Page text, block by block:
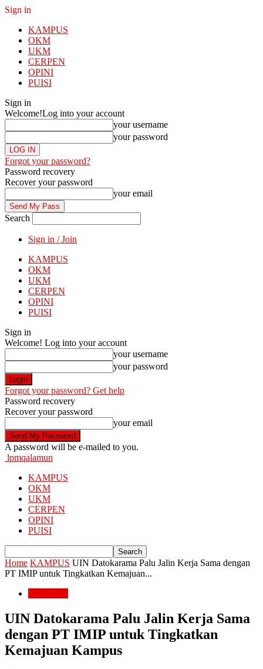
Sign in
KAMPUS
OKM
UKM
CERPEN
OPINI
PUISI
Sign in
Welcome!Log into your account
your username
your password
Forgot your password?
Password recovery
Recover your password
your email
Search
Sign in / Join
KAMPUS
OKM
UKM
CERPEN
OPINI
PUISI
Sign in
Welcome! Log into your account
your username
your password
Forgot your password? Get help
Password recovery
Recover your password
your email
A password will be e-mailed to you.
lpmqalamun
KAMPUS
OKM
UKM
CERPEN
OPINI
PUISI
Home KAMPUS UIN Datokarama Palu Jalin Kerja Sama dengan
PT IMIP untuk Tingkatkan Kemajuan...
UIN Datokarama Palu Jalin Kerja Sama
dengan PT IMIP untuk Tingkatkan
Kemajuan Kampus